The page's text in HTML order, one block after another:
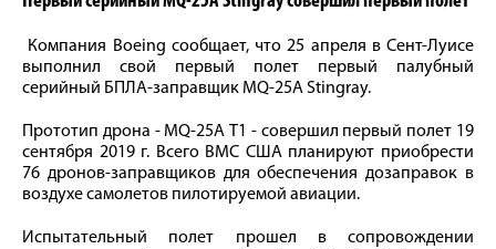
Компания Boeing сообщает, что 25 апреля в Сент-Луисе
выполнил свой первый полет первый палубный
серийный БПЛА-заправщик MQ-25A Stingray.
Прототип дрона - MQ-25A Т1 - совершил первый полет 19
сентября 2019 г. Всего ВМС США планируют приобрести
76 дронов-заправщиков для обеспечения дозаправок в
воздухе самолетов пилотируемой авиации.
Испытательный полет прошел в сопровождении